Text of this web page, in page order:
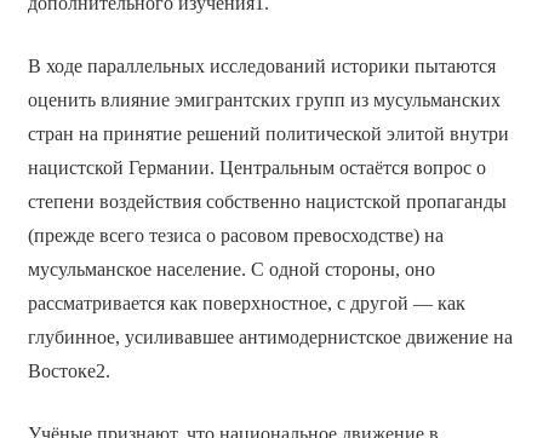
В ходе параллельных исследований историки пытаются
оценить влияние эмигрантских групп из мусульманских
стран на принятие решений политической элитой внутри
нацистской Германии. Центральным остаётся вопрос о
степени воздействия собственно нацистской пропаганды
(прежде всего тезиса о расовом превосходстве) на
мусульманское население. С одной стороны, оно
рассматривается как поверхностное, с другой — как
глубинное, усиливавшее антимодернистское движение на
Востоке2.